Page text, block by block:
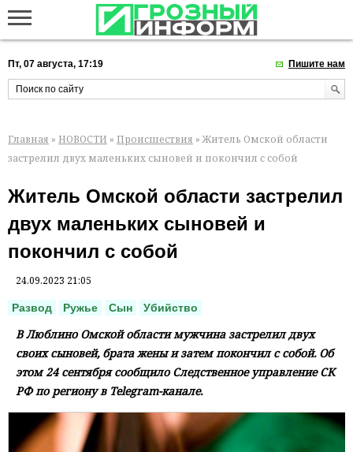
Пт, 07 августа, 17:19 Пишите нам
Главная » НОВОСТИ » Происшествия » Житель Омской области
застрелил двух маленьких сыновей и покончил с собой
Житель Омской области застрелил
двух маленьких сыновей и
покончил с собой
24.09.2023 21:05
Развод Ружье Сын Убийство
В Люблино Омской области мужчина застрелил двух
своих сыновей, брата жены и затем покончил с собой. Об
этом 24 сентября сообщило Следственное управление СК
РФ по региону в Telegram-канале.